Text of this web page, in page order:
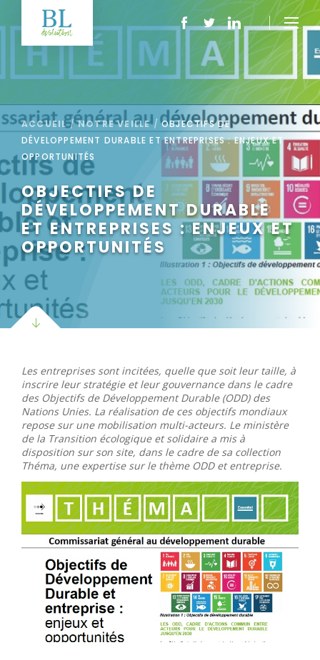
ACCUEIL/NOTRE VEILLE/OBJECTIFS DE
DÉVELOPPEMENT DURABLE ET ENTREPRISES : ENJEUX ET
OPPORTUNITÉS
OBJECTIFS DE
DÉVELOPPEMENT DURABLE
ET ENTREPRISES : ENJEUX ET
OPPORTUNITÉS
Les entreprises sont incitées, quelle que soit leur taille, à
inscrire leur stratégie et leur gouvernance dans le cadre
des Objectifs de Développement Durable (ODD) des
Nations Unies. La réalisation de ces objectifs mondiaux
repose sur une mobilisation multi-acteurs. Le ministère
de la Transition écologique et solidaire a mis à
disposition sur son site, dans le cadre de sa collection
Théma, une expertise sur le thème ODD et entreprise.